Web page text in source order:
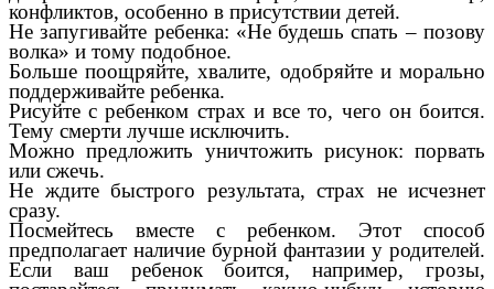
конфликтов, особенно в присутствии детей.
Не запугивайте ребенка: «Не будешь спать – позову
волка» и тому подобное.
Больше поощряйте, хвалите, одобряйте и морально
поддерживайте ребенка.
Рисуйте с ребенком страх и все то, чего он боится.
Тему смерти лучше исключить.
Можно предложить уничтожить рисунок: порвать
или сжечь.
Не ждите быстрого результата, страх не исчезнет
сразу.
Посмейтесь вместе с ребенком. Этот способ
предполагает наличие бурной фантазии у родителей.
Если ваш ребенок боится, например, грозы,